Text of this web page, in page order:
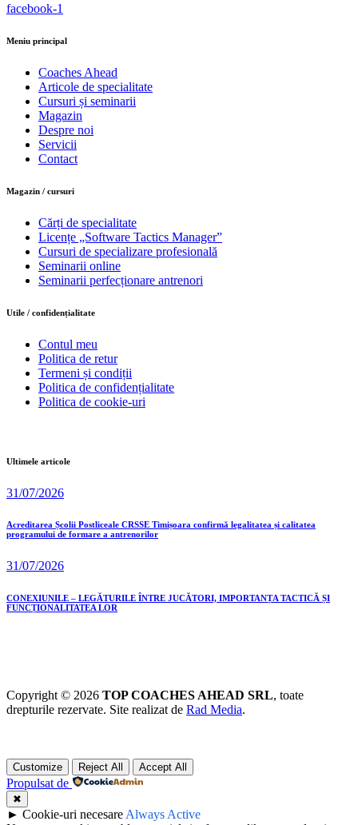
facebook-1
Meniu principal
Coaches Ahead
Articole de specialitate
Cursuri și seminarii
Magazin
Despre noi
Servicii
Contact
Magazin / cursuri
Cărți de specialitate
Licențe „Software Tactics Manager”
Cursuri de specializare profesională
Seminarii online
Seminarii perfecționare antrenori
Utile / confidențialitate
Contul meu
Politica de retur
Termeni și condiții
Politica de confidențialitate
Politica de cookie-uri
Ultimele articole
31/07/2026
Acreditarea Școlii Postliceale CRSSE Timișoara confirmă legalitatea și calitatea
programului de formare a antrenorilor
31/07/2026
CONEXIUNILE – LEGĂTURILE ÎNTRE JUCĂTORI, IMPORTANȚA TACTICĂ ȘI
FUNCȚIONALITATEA LOR
Copyright © 2026 TOP COACHES AHEAD SRL, toate
drepturile rezervate. Site realizat de Rad Media.
Customize Reject All Accept All
Propulsat de
✖
► Cookie-uri necesare Always Active